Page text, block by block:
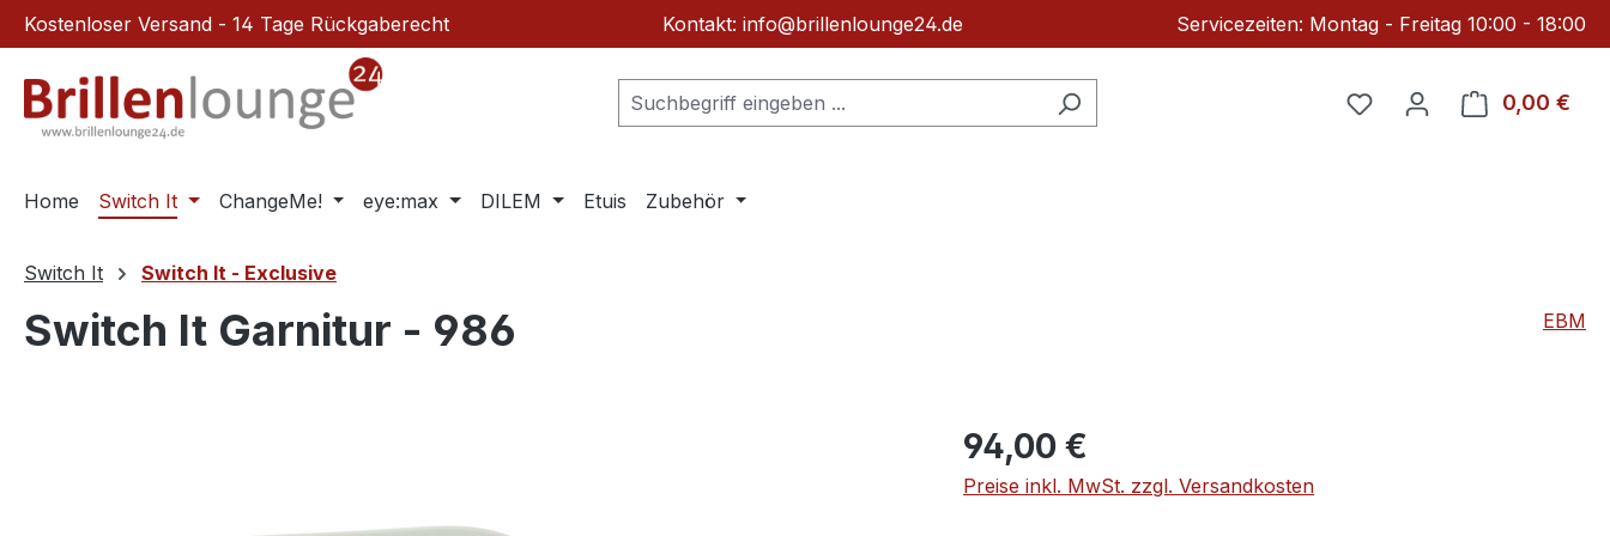
Hauptinhalt springen
Zur Suche springen
Zur Hauptnavigation springen
Kostenloser Versand - 14 Tage Rückgaberecht Kontakt: info@brillenlounge24.de Servicezeiten: Montag - Freitag 10:00 - 18:00
Du hast 0 Produkte auf
0,00 €
Home Switch It ChangeMe! eye:max DILEM Etuis Zubehör
Switch It Switch It - Exclusive
Switch It Garnitur - 986 EBM
Regulärer Preis:
94,00 €
Preise inkl. MwSt. zzgl. Versandkosten